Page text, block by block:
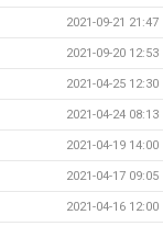
2021-09-21 21:47
2021-09-20 12:53
2021-04-25 12:30
2021-04-24 08:13
2021-04-19 14:00
2021-04-17 09:05
2021-04-16 12:00